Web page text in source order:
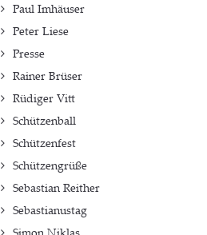
Paul Imhäuser
Peter Liese
Presse
Rainer Brüser
Rüdiger Vitt
Schützenball
Schützenfest
Schützengrüße
Sebastian Reither
Sebastianustag